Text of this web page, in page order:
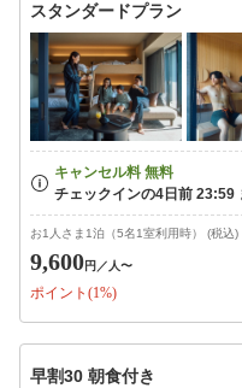
スタンダードプラン
お1人さま1泊（5名1室利用時） (税込)
9,600円 ／人〜
ポイント(1%)
早割30 朝食付き